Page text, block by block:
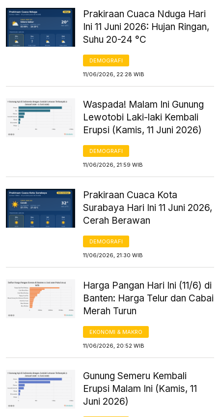
Prakiraan Cuaca Nduga Hari
Ini 11 Juni 2026: Hujan Ringan,
Suhu 20-24 °C
DEMOGRAFI
11/06/2026, 22:28 WIB
Waspada! Malam Ini Gunung
Lewotobi Laki-laki Kembali
Erupsi (Kamis, 11 Juni 2026)
DEMOGRAFI
11/06/2026, 21:59 WIB
Prakiraan Cuaca Kota
Surabaya Hari Ini 11 Juni 2026,
Cerah Berawan
DEMOGRAFI
11/06/2026, 21:30 WIB
Harga Pangan Hari Ini (11/6) di
Banten: Harga Telur dan Cabai
Merah Turun
EKONOMI & MAKRO
11/06/2026, 20:52 WIB
Gunung Semeru Kembali
Erupsi Malam Ini (Kamis, 11
Juni 2026)